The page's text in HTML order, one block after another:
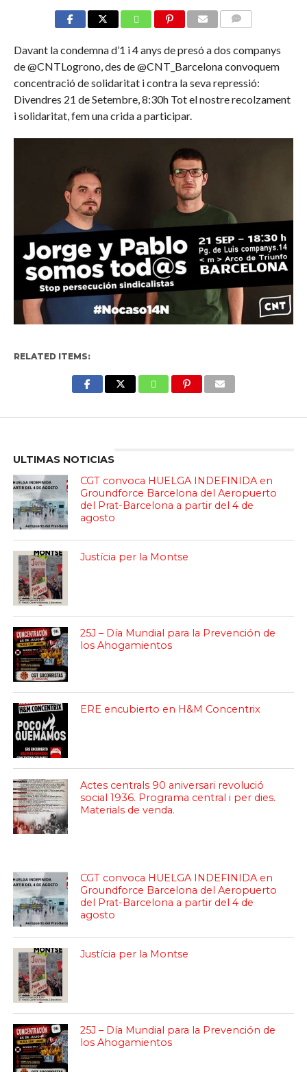
Davant la condemna d’1 i 4 anys de presó a dos companys
de @CNTLogrono, des de @CNT_Barcelona convoquem
concentració de solidaritat i contra la seva repressió:
Divendres 21 de Setembre, 8:30h Tot el nostre recolzament
i solidaritat, fem una crida a participar.
RELATED ITEMS:
ULTIMAS NOTICIAS
CGT convoca HUELGA INDEFINIDA en
Groundforce Barcelona del Aeropuerto
del Prat-Barcelona a partir del 4 de
agosto
Justícia per la Montse
25J – Día Mundial para la Prevención de
los Ahogamientos
ERE encubierto en H&M Concentrix
Actes centrals 90 aniversari revolució
social 1936. Programa central i per dies.
Materials de venda.
CGT convoca HUELGA INDEFINIDA en
Groundforce Barcelona del Aeropuerto
del Prat-Barcelona a partir del 4 de
agosto
Justícia per la Montse
25J – Día Mundial para la Prevención de
los Ahogamientos